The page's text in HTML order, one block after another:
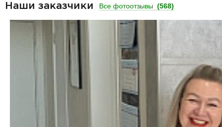
Наши заказчики Все фотоотзывы (568)